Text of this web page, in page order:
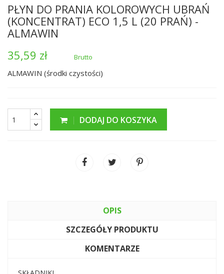
PŁYN DO PRANIA KOLOROWYCH UBRAŃ
(KONCENTRAT) ECO 1,5 L (20 PRAŃ) -
ALMAWIN
35,59 zł
Brutto
ALMAWIN (środki czystości)
DODAJ DO KOSZYKA
OPIS
SZCZEGÓŁY PRODUKTU
KOMENTARZE